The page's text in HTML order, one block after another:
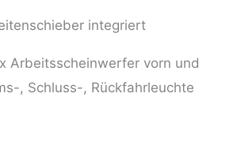
integriert
Arbeitsscheinwerfer vorn und
, Schluss-, Rückfahrleuchte